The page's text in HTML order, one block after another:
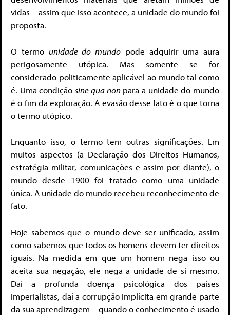
vidas – assim que isso acontece, a unidade do mundo foi
proposta.
O termo unidade do mundo pode adquirir uma aura
perigosamente utópica. Mas somente se for
considerado politicamente aplicável ao mundo tal como
é. Uma condiçãosine qua nonpara a unidade do mundo
é o fim da exploração. A evasão desse fato é o que torna
o termo utópico.
Enquanto isso, o termo tem outras significações. Em
muitos aspectos (a Declaração dos Direitos Humanos,
estratégia militar, comunicações e assim por diante), o
mundo desde 1900 foi tratado como uma unidade
única. A unidade do mundo recebeu reconhecimento de
fato.
Hoje sabemos que o mundo deve ser unificado, assim
como sabemos que todos os homens devem ter direitos
iguais. Na medida em que um homem nega isso ou
aceita sua negação, ele nega a unidade de si mesmo.
Daí a profunda doença psicológica dos países
imperialistas, daí a corrupção implícita em grande parte
da sua aprendizagem – quando o conhecimento é usado